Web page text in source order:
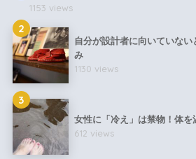
1153 views
2
自分が設計者に向いていな
み
1130 views
3
女性に「冷え」は禁物！体を
612 views